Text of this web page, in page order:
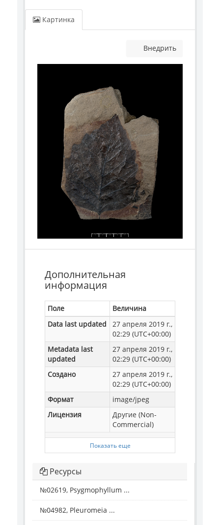
Картинка
Внедрить
Дополнительная
информация
Поле
Величина
Data last updated
27 апреля 2019 г.,
02:29 (UTC+00:00)
Metadata last
updated
27 апреля 2019 г.,
02:29 (UTC+00:00)
Создано
27 апреля 2019 г.,
02:29 (UTC+00:00)
Формат
image/jpeg
Лицензия
Другие (Non-
Commercial)
Показать еще
Ресурсы
№02619, Psygmophyllum ...
№04982, Pleuromeia ...